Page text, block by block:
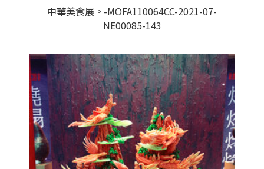
中華美食展。-MOFA110064CC-2021-07-
NE00085-143